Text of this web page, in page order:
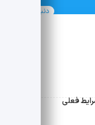
دنبال کنید
فعلی